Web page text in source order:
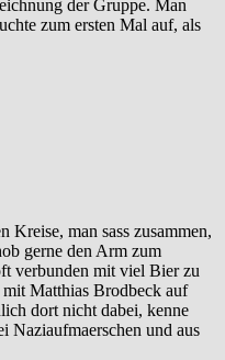
der Gruppe. Man
zum ersten Mal auf, als
Kreise, man sass zusammen,
gerne den Arm zum
verbunden mit viel Bier zu
Matthias Brodbeck auf
dort nicht dabei, kenne
Naziaufmaerschen und aus